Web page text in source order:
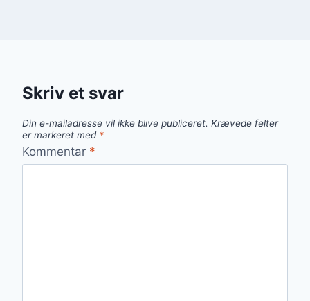
Skriv et svar
Din e-mailadresse vil ikke blive publiceret. Krævede felter
er markeret med *
Kommentar *